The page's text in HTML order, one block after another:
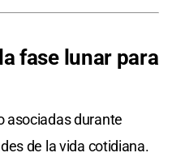
fase lunar para
asociadas durante
de la vida cotidiana.